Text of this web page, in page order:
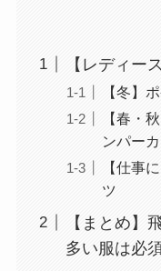
【レディー
【冬】
【春・
ンパー
【仕事
ツ
【まとめ】
多い服は必須